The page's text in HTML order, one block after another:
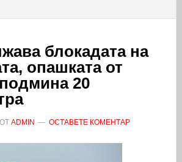
блокадата на
опашката от
20
ОТ ADMIN ОСТАВЕТЕ КОМЕНТАР